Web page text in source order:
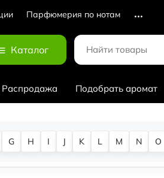
Парфюмерия по нотам
Каталог
Распродажа Подобрать аромат
G H I J K L M N O